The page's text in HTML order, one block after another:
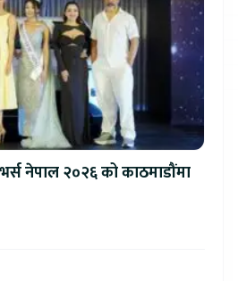
नेपाल २०२६ को काठमाडौंमा